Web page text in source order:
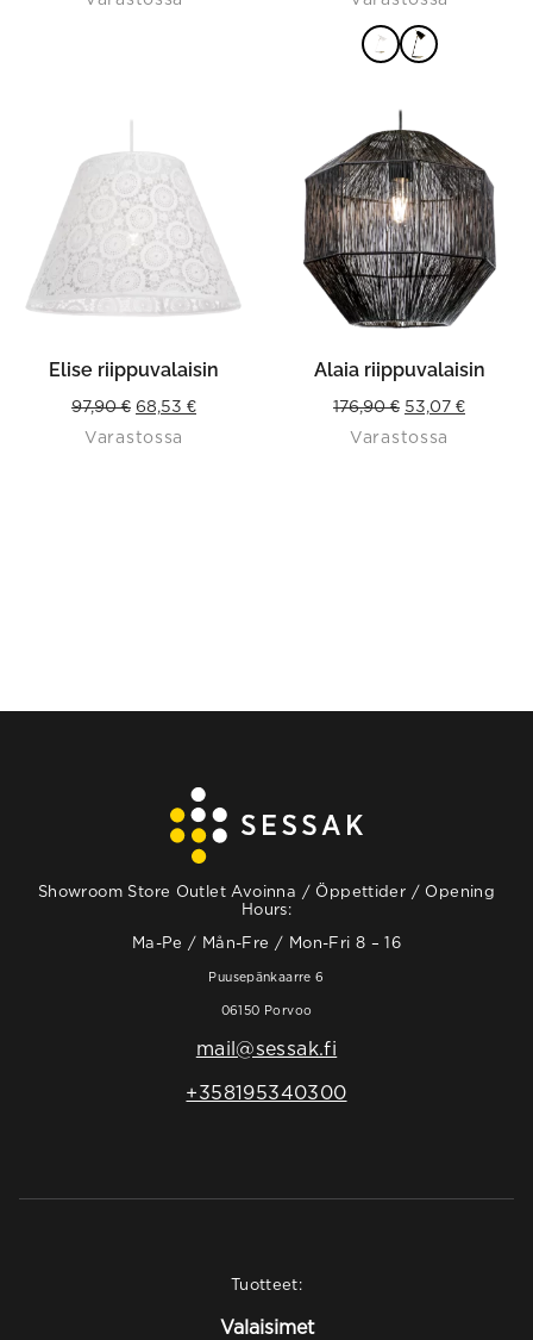
VAIHTOEHDOISTA
Elise riippuvalaisin
97,90€ Original
price
68,53 €Current
Varastossa
Alaia riippuvalaisin
176,90€ Original
price
53,07 €Current
Varastossa
Showroom Store Outlet Avoinna / Öppettider / Opening
Hours:
Ma-Pe / Mån-Fre / Mon-Fri 8 – 16
Puusepänkaarre 6
06150 Porvoo
mail@sessak.fi
+358195340300
Tuotteet:
Valaisimet